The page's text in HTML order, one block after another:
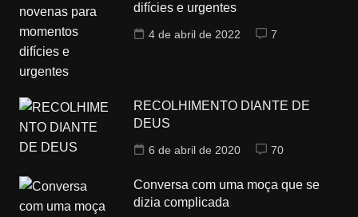
difícies e urgentes
4 de abril de 2022 7
RECOLHIMENTO DIANTE DE
DEUS
6 de abril de 2020 70
Conversa com uma moça que se
dizia complicada